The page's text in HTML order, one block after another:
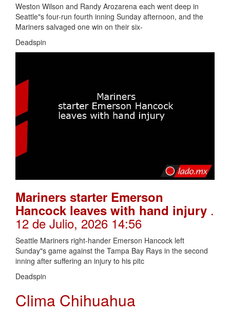
Weston Wilson and Randy Arozarena each went deep in
Seattle"s four-run fourth inning Sunday afternoon, and the
Mariners salvaged one win on their six-
Deadspin
Mariners starter Emerson
Hancock leaves with hand injury .
12 de Julio, 2026 14:56
Seattle Mariners right-hander Emerson Hancock left
Sunday"s game against the Tampa Bay Rays in the second
inning after suffering an injury to his pitc
Deadspin
Clima Chihuahua